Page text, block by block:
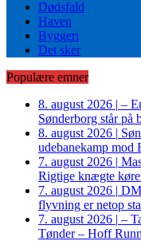
Dødsfald
Haven
Byggeri
Det sker
Populære emner
8. august 2026 | –
Sønderborg står på
8. august 2026 |
udebanekamp
7. august 2026 |
Rigtige knægte
7. august 2026 |
flyvning er netop
7. august 2026 | –
Tønder – Hoff